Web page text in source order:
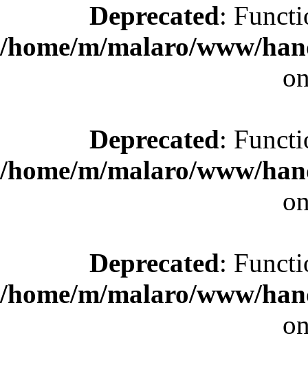
Deprecated:
/home/m/malaro/www/
Deprecated:
/home/m/malaro/www/
Deprecated:
/home/m/malaro/www/